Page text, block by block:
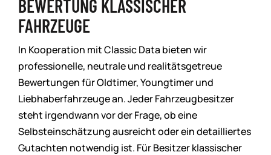
BEWERTUNG KLASSISCHER
FAHRZEUGE
In Kooperation mit Classic Data bieten wir
professionelle, neutrale und realitätsgetreue
Bewertungen für Oldtimer, Youngtimer und
Liebhaberfahrzeuge an. Jeder Fahrzeugbesitzer
steht irgendwann vor der Frage, ob eine
Selbsteinschätzung ausreicht oder ein detailliertes
Gutachten notwendig ist. Für Besitzer klassischer